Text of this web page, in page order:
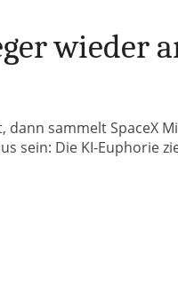
wieder
dann sammelt
sein: Die KI-